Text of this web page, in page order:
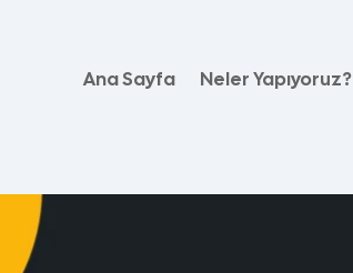
Ana Sayfa Neler Yapıyoruz?